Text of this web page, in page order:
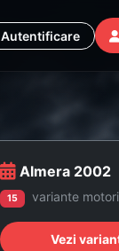
Autentificare
Almera 2002
15 variante
Vezi